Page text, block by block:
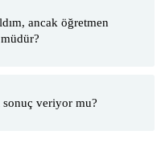
ancak öğretmen
veriyor mu?